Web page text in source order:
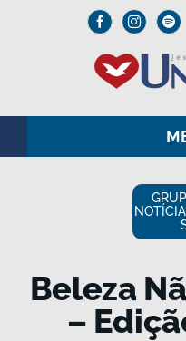
O SENHOR JESUS
UNIVERSAL+
Beleza
–